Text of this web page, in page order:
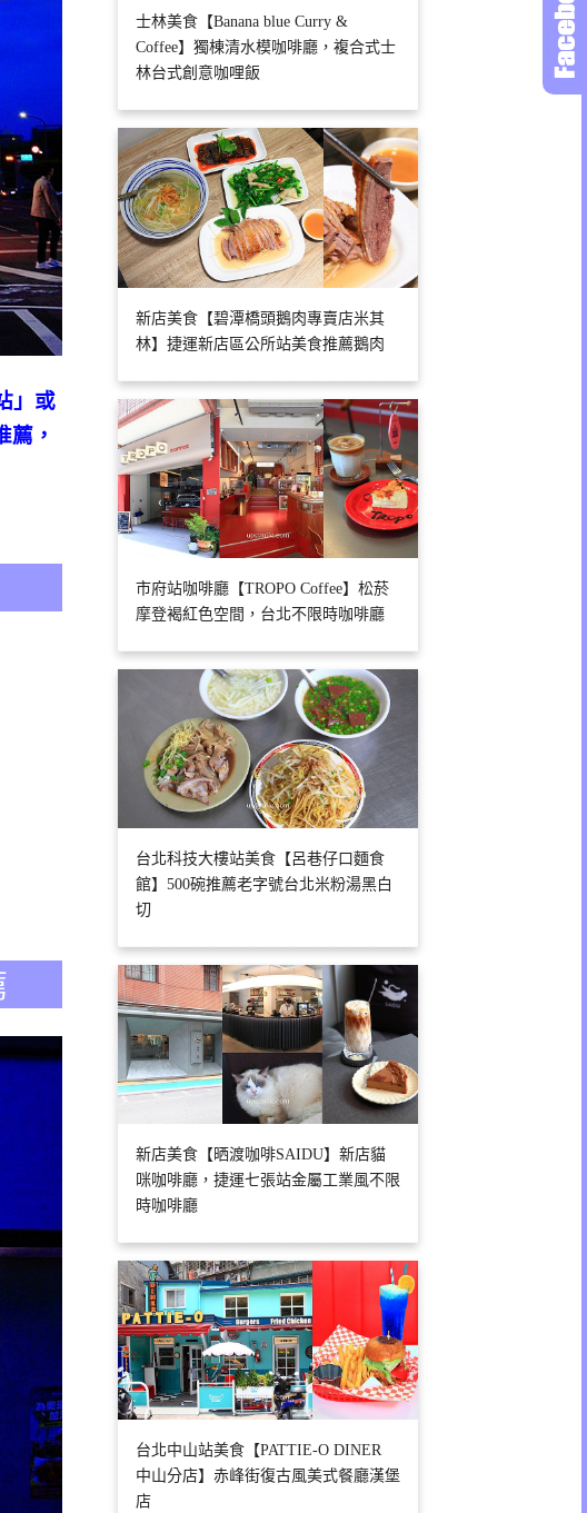
」或
薦，
士林美食【Banana blue Curry &
Coffee】獨棟清水模咖啡廳，複合式士
林台式創意咖哩飯
新店美食【碧潭橋頭鵝肉專賣店米其
林】捷運新店區公所站美食推薦鵝肉
市府站咖啡廳【TROPO Coffee】松菸
摩登褐紅色空間，台北不限時咖啡廳
台北科技大樓站美食【呂巷仔口麵食
館】500碗推薦老字號台北米粉湯黑白
切
新店美食【晒渡咖啡SAIDU】新店貓
咪咖啡廳，捷運七張站金屬工業風不限
時咖啡廳
台北中山站美食【PATTIE-O DINER
中山分店】赤峰街復古風美式餐廳漢堡
店